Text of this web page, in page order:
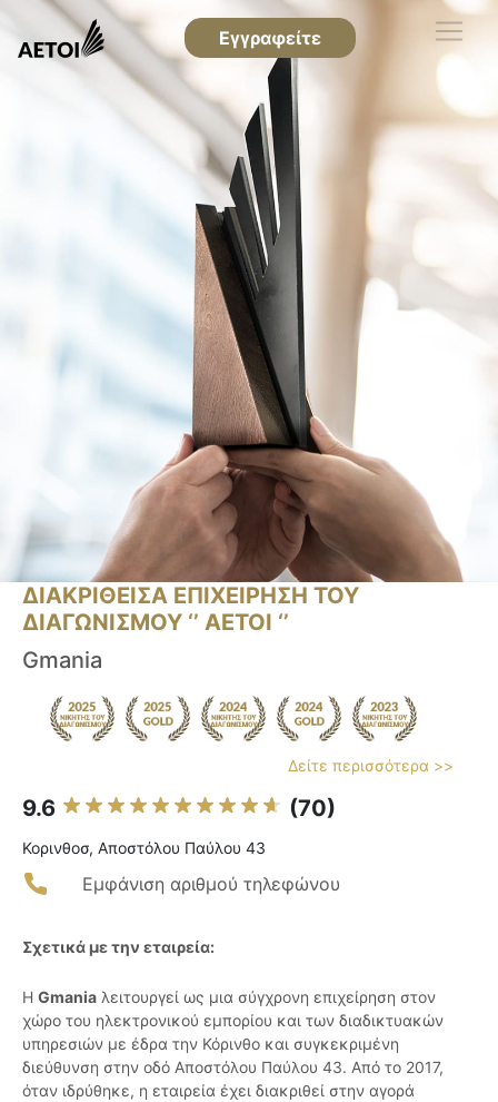
Εγγραφείτε
ΔΙΑΚΡΙΘΕΙΣΑ ΕΠΙΧΕΙΡΗΣΗ ΤΟΥ
ΔΙΑΓΩΝΙΣΜΟΥ ‘’ ΑΕΤΟΙ ‘’
Gmania
Δείτε περισσότερα >>
9.6 (70)
Κορινθοσ, Αποστόλου Παύλου 43
Εμφάνιση αριθμού τηλεφώνου
Σχετικά με την εταιρεία:
Η Gmania λειτουργεί ως μια σύγχρονη επιχείρηση στον
χώρο του ηλεκτρονικού εμπορίου και των διαδικτυακών
υπηρεσιών με έδρα την Κόρινθο και συγκεκριμένη
διεύθυνση στην οδό Αποστόλου Παύλου 43. Από το 2017,
όταν ιδρύθηκε, η εταιρεία έχει διακριθεί στην αγορά